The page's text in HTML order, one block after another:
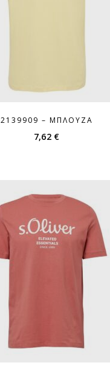
2139909 – ΜΠΛΟΎΖΑ
7,62 €